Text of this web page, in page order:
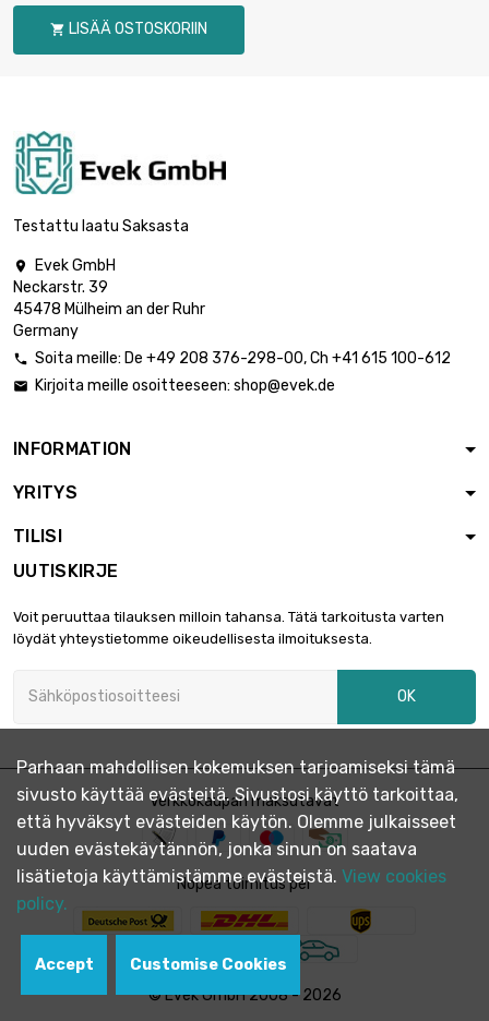
 LISÄÄ OSTOSKORIIN
Testattu laatu Saksasta

Evek GmbH
Neckarstr. 39
45478 Mülheim an der Ruhr
Germany
 Soita meille: De +49 208 376-298-00, Ch +41 615 100-612
 Kirjoita meille osoitteeseen: shop@evek.de
INFORMATION
YRITYS
TILISI
UUTISKIRJE
Voit peruuttaa tilauksen milloin tahansa. Tätä tarkoitusta varten
löydät yhteystietomme oikeudellisesta ilmoituksesta.
OK
Verkkokaupan maksutavat
Nopea toimitus per
© Evek GmbH 2008 - 2026
Parhaan mahdollisen kokemuksen tarjoamiseksi tämä
sivusto käyttää evästeitä. Sivustosi käyttö tarkoittaa,
että hyväksyt evästeiden käytön. Olemme julkaisseet
uuden evästekäytännön, jonka sinun on saatava
lisätietoja käyttämistämme evästeistä. View cookies
policy.
Accept Customise Cookies